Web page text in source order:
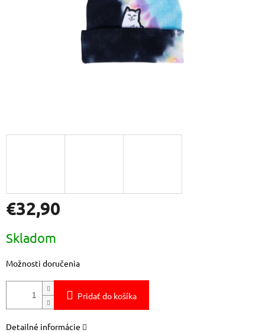
€32,90
cena:
Skladom
Možnosti doručenia
Pridať do košíka
Detailné informácie